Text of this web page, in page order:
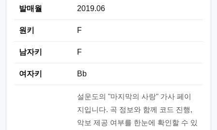
발매월 2019.06
원키 F
남자키 F
여자키 Bb
설운도의 "마지막의 사랑" 가사 페이
지입니다. 곡 정보와 함께 코드 진행,
악보 제공 여부를 한눈에 확인할 수 있